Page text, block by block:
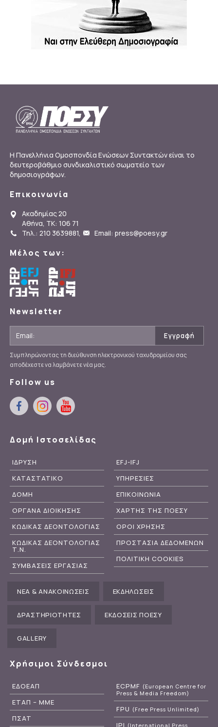
Η Πανελλήνια Ομοσπονδία Ενώσεων Συντακτών είναι το
δευτεροβάθμιο συνδικαλιστικό σωματείο των
δημοσιογράφων.
Επικοινωνία
Ακαδημίας 20
Αθήνα, ΤΚ: 106 71
Τηλ.: 210 3639881, Email: press@poesy.gr
Μέλος των:
Newsletter
Συμπληρώνοντας τη διεύθυνση ηλεκτρονικού ταχυδρομείου σας
αποδέχεστε να λαμβάνετε νέα μας.
Follow us
Δομή Ιστοσελίδας
ΙΔΡΥΣΗ
ΚΑΤΑΣΤΑΤΙΚΟ
ΔΟΜΗ
ΟΡΓΑΝΑ ΔΙΟΙΚΗΣΗΣ
ΚΩΔΙΚΑΣ ΔΕΟΝΤΟΛΟΓΙΑΣ
ΚΩΔΙΚΑΣ ΔΕΟΝΤΟΛΟΓΙΑΣ
Τ.Ν.
ΣΥΜΒΑΣΕΙΣ ΕΡΓΑΣΙΑΣ
EFJ-IFJ
ΥΠΗΡΕΣΙΕΣ
ΕΠΙΚΟΙΝΩΝΙΑ
ΧΑΡΤΗΣ ΤΗΣ ΠΟΕΣΥ
ΟΡΟΙ ΧΡΗΣΗΣ
ΠΡΟΣΤΑΣΙΑ ΔΕΔΟΜΕΝΩΝ
ΠΟΛΙΤΙΚΗ COOKIES
ΝΕΑ & ΑΝΑΚΟΙΝΩΣΕΙΣ ΕΚΔΗΛΩΣΕΙΣ
ΔΡΑΣΤΗΡΙΟΤΗΤΕΣ ΕΚΔΟΣΕΙΣ ΠΟΕΣΥ
GALLERY
Χρήσιμοι Σύνδεσμοι
ΕΔΟΕΑΠ
ΕΤΑΠ – ΜΜΕ
ΠΣΑΤ
ECPMF (European Centre for
Press & Media Freedom)
FPU (Free Press Unlimited)
IPI (International Press